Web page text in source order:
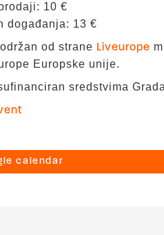
10 €
događanja: 13 €
od strane Liveurope
Europske unije.
sredstvima
calendar